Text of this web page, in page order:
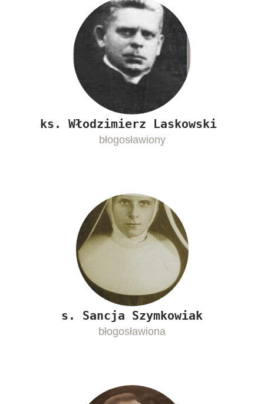
ks. Włodzimierz Laskowski
błogosławiony
s. Sancja Szymkowiak
błogosławiona